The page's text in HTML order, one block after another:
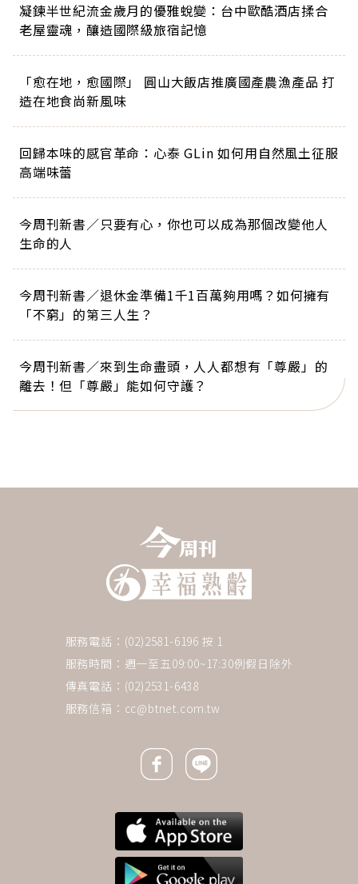
凝鍊半世紀流金歲月的優雅蛻變：台中歐酷酒店揉合
老屋靈魂，釀造國際級旅宿記憶
「愈在地，愈國際」 圓山大飯店推廣國產農漁產品 打
造在地食尚新風味
回歸本味的感官革命：心泰 GLin 如何用自然風土征服
高端味蕾
今周刊新書／只要有心，你也可以成為那個改變他人
生命的人
今周刊新書／退休金準備1千1百萬夠用嗎？如何擁有
「不窮」的第三人生？
今周刊新書／來到生命盡頭，人人都想有「尊嚴」的
離去！但「尊嚴」能如何守護？
服務電話：(02)2581-6196 按 1
服務時間：週一至五09:00~17:30例假日除外
傳真電話：(02)2531-6438
服務信箱： cc@btnet.com.tw
Facebook icon
Line icon